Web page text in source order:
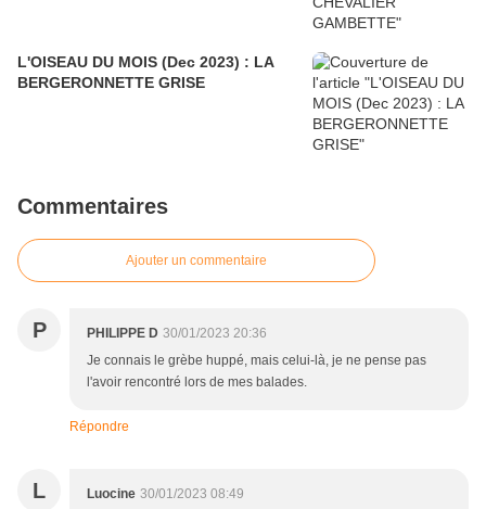
L'OISEAU DU MOIS (Dec 2023) : LA
BERGERONNETTE GRISE
Commentaires
Ajouter un commentaire
P PHILIPPE D 30/01/2023 20:36
Je connais le grèbe huppé, mais celui-là, je ne pense pas
l'avoir rencontré lors de mes balades.
Répondre
L Luocine 30/01/2023 08:49